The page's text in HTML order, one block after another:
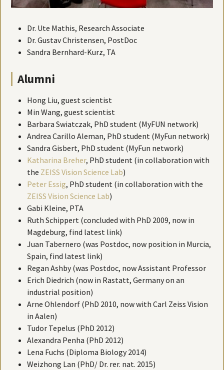
Dr. Ute Mathis, Research Associate
Dr. Gustav Christensen, PostDoc
Sandra Bernhard-Kurz, TA
Alumni
Hong Liu, guest scientist
Min Wang, guest scientist
Barbara Swiatczak, PhD student (MyFUN network)
Andrea Carillo Aleman, PhD student (MyFun network)
Sandra Gisbert, PhD student (MyFun network)
Katharina Breher, PhD student (in collaboration with
the ZEISS Vision Science Lab)
Peter Essig, PhD student (in collaboration with the
ZEISS Vision Science Lab)
Gabi Kleine, PTA
Ruth Schippert (concluded with PhD 2009, now in
Magdeburg, find latest link)
Juan Tabernero (was Postdoc, now position in Murcia,
Spain, find latest link)
Regan Ashby (was Postdoc, now Assistant Professor
Erich Diedrich (now in Rastatt, Germany on an
industrial position)
Arne Ohlendorf (PhD 2010, now with Carl Zeiss Vision
in Aalen)
Tudor Tepelus (PhD 2012)
Alexandra Penha (PhD 2012)
Lena Fuchs (Diploma Biology 2014)
Weizhong Lan (PhD/ Dr. rer. nat. 2015)